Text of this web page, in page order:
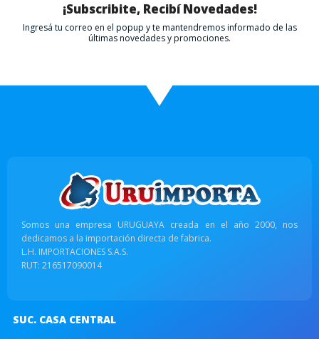
¡Subscribite, Recibí Novedades!
Ingresá tu correo en el popup y te mantendremos informado de las
últimas novedades y promociones.
Somos una empresa URUGUAYA creada en el año 2000, nos
dedicamos a la importación directa de fabrica.
L.H. IMPORTACIONES S.A.S.
RUT: 216517090014
SUC. CASA CENTRAL